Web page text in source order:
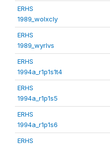
ERHS
1989_wolxcly
ERHS
1989_wyrlvs
ERHS
1994a_r1p1s1t4
ERHS
1994a_r1p1s5
ERHS
1994a_r1p1s6
ERHS